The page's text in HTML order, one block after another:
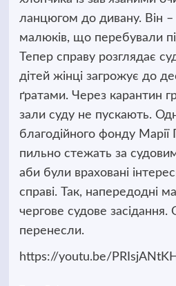
ланцюгом до дивану. Він
малюків, що перебували
Тепер справу розглядає
дітей жінці загрожує до
ґратами. Через карантин
зали суду не пускають.
благодійного фонду Марії
пильно стежать за
аби були враховані
справі. Так, напередодні
чергове судове засідання.
перенесли.
https://youtu.be/